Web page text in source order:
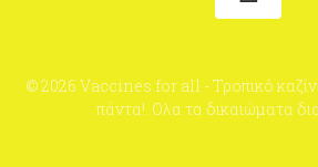
© 2026 Vaccines for all - Τροπικό
πάντα!. Ολα τα δικαιώματα